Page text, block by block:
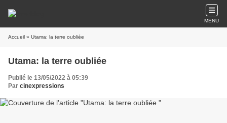
MENU
Accueil » Utama: la terre oubliée
Utama: la terre oubliée
Publié le 13/05/2022 à 05:39
Par cinexpressions